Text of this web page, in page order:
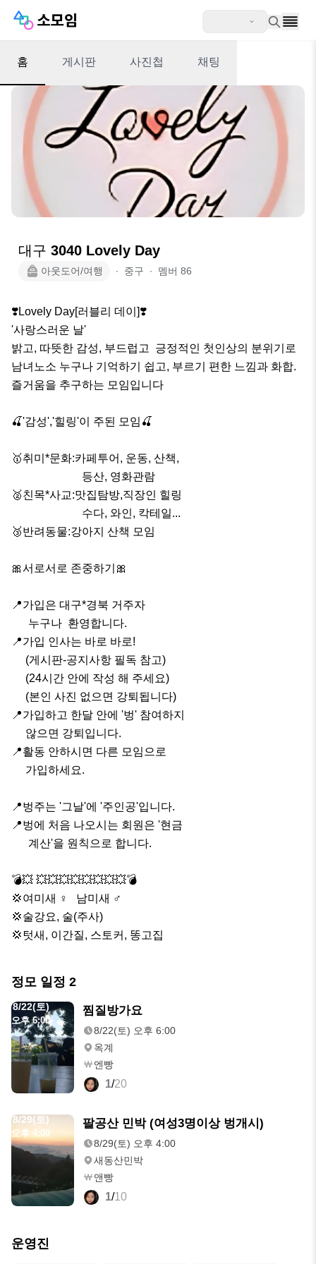
홈 게시판 사진첩 채팅
대구 3040 Lovely Day
아웃도어/여행 ∙ 중구 ∙ 멤버 86
❣️Lovely Day[러블리 데이]❣️
'사랑스러운 날'
밝고, 따뜻한 감성, 부드럽고  긍정적인 첫인상의 분위기로
남녀노소 누구나 기억하기 쉽고, 부르기 편한 느낌과 화합.
즐거움을 추구하는 모임입니다
🍒'감성','힐링'이 주된 모임🍒
🥇취미*문화:카페투어, 운동, 산책,
🥈친목*사교:맛집탐방,직장인 힐링
🥉반려동물:강아지 산책 모임
🎀서로서로 존중하기🎀
📍가입은 대구*경북 거주자
📍가입 인사는 바로 바로!
📍가입하고 한달 안에 '벙' 참여하지
📍활동 안하시면 다른 모임으로
📍벙주는 '그날'에 '주인공'입니다.
📍벙에 처음 나오시는 회원은 '현금
💣💥 💥💥💥💥💥💥💥💥💣
💢여미새 ♀️   남미새 ♂️
💢술강요, 술(주사)
💢텃새, 이간질, 스토커, 똥고집
정모 일정 2
8/22(토)
오후 6:00
찜질방가요
8/22(토) 오후 6:00
옥계
엔빵
1/20
8/29(토)
오후 4:00
팔공산 민박 (여성3명이상 벙개시)
8/29(토) 오후 4:00
새동산민박
앤빵
1/10
운영진